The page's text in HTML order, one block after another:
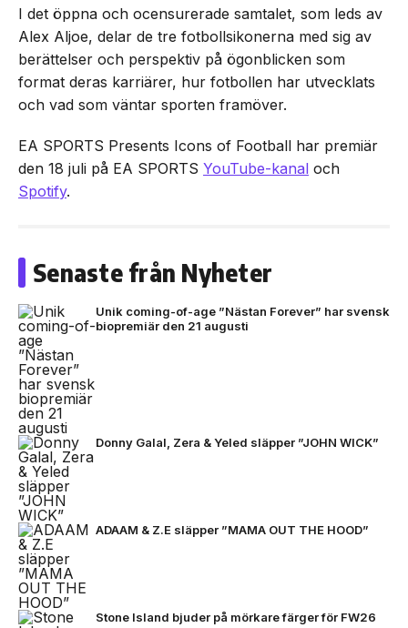
I det öppna och ocensurerade samtalet, som leds av
Alex Aljoe, delar de tre fotbollsikonerna med sig av
berättelser och perspektiv på ögonblicken som
format deras karriärer, hur fotbollen har utvecklats
och vad som väntar sporten framöver.
EA SPORTS Presents Icons of Football har premiär
den 18 juli på EA SPORTS YouTube-kanal och
Spotify.
Senaste från Nyheter
Unik coming-of-age ”Nästan Forever” har svensk
biopremiär den 21 augusti
Donny Galal, Zera & Yeled släpper ”JOHN WICK”
ADAAM & Z.E släpper ”MAMA OUT THE HOOD”
Stone Island bjuder på mörkare färger för FW26